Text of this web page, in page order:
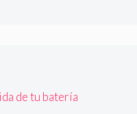
de tu batería